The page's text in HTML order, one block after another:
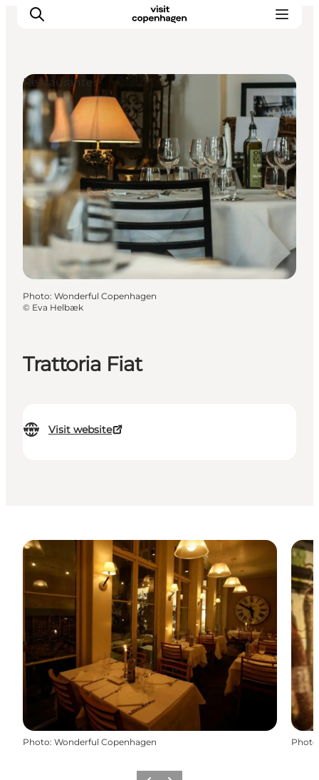
Aktiviteter
Mat och dryck
Planera din resa
Trattoria Fiat
Visit website
Restauranter
Photo: Wonderful Copenhagen
© Eva Helbæk
Photo: Wonderful Copenhagen Photo